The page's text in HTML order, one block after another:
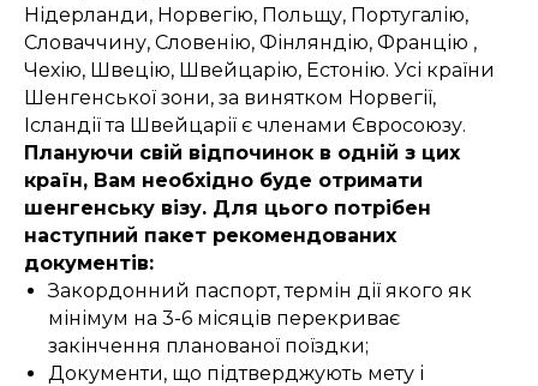
Нідерланди, Норвегію, Польщу, Португалію,
Словаччину, Словенію, Фінляндію, Францію ,
Чехію, Швецію, Швейцарію, Естонію. Усі країни
Шенгенської зони, за винятком Норвегії,
Ісландії та Швейцарії є членами Євросоюзу.
Плануючи свій відпочинок в одній з цих
країн, Вам необхідно буде отримати
шенгенську візу. Для цього потрібен
наступний пакет рекомендованих
документів:
Закордонний паспорт, термін дії якого як
мінімум на 3-6 місяців перекриває
закінчення планованої поїздки;
Документи, що підтверджують мету і